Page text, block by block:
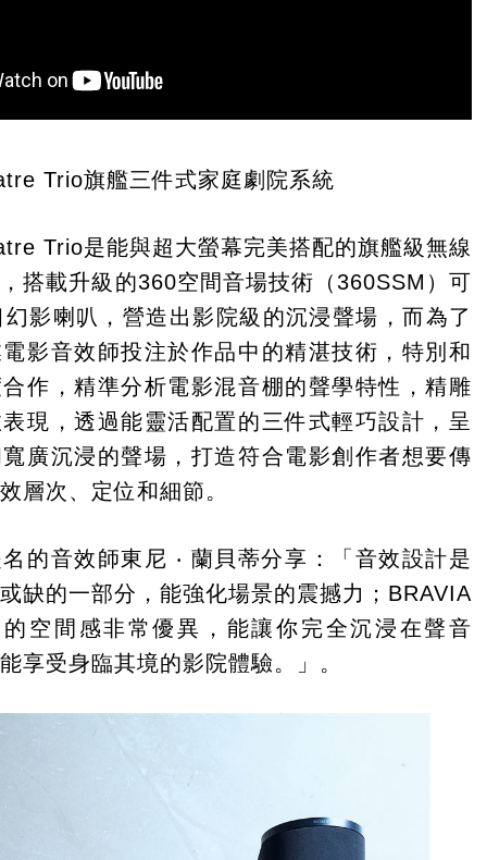
Trio旗艦三件式家庭劇院系統
Trio是能與超大螢幕完美搭配的旗艦級無線
搭載升級的360空間音場技術（360SSM）可
影喇叭，營造出影院級的沉浸聲場，而為了
影音效師投注於作品中的精湛技術，特別和
作，精準分析電影混音棚的聲學特性，精雕
現，透過能靈活配置的三件式輕巧設計，呈
廣沉浸的聲場，打造符合電影創作者想要傳
層次、定位和細節。
的音效師東尼 ‧ 蘭貝蒂分享：「音效設計是
缺的一部分，能強化場景的震撼力；BRAVIA
空間感非常優異，能讓你完全沉浸在聲音
享受身臨其境的影院體驗。」。